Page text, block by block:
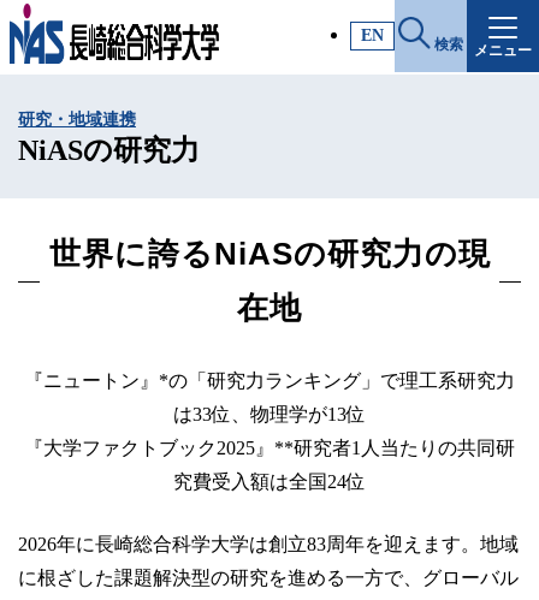
EN 検索 メニュー
施設・アクセス
入試情報
各種証明書
受験生・高校教員の方
一般・社会人の方
企業の方
卒業生の方
研究・地域連携
NiASの研究力
世界に誇るNiASの研究力の現
在地
『ニュートン』*の「研究力ランキング」で理工系研究力
は33位、物理学が13位
『大学ファクトブック2025』**研究者1人当たりの共同研
究費受入額は全国24位
2026年に長崎総合科学大学は創立83周年を迎えます。地域
に根ざした課題解決型の研究を進める一方で、グローバル